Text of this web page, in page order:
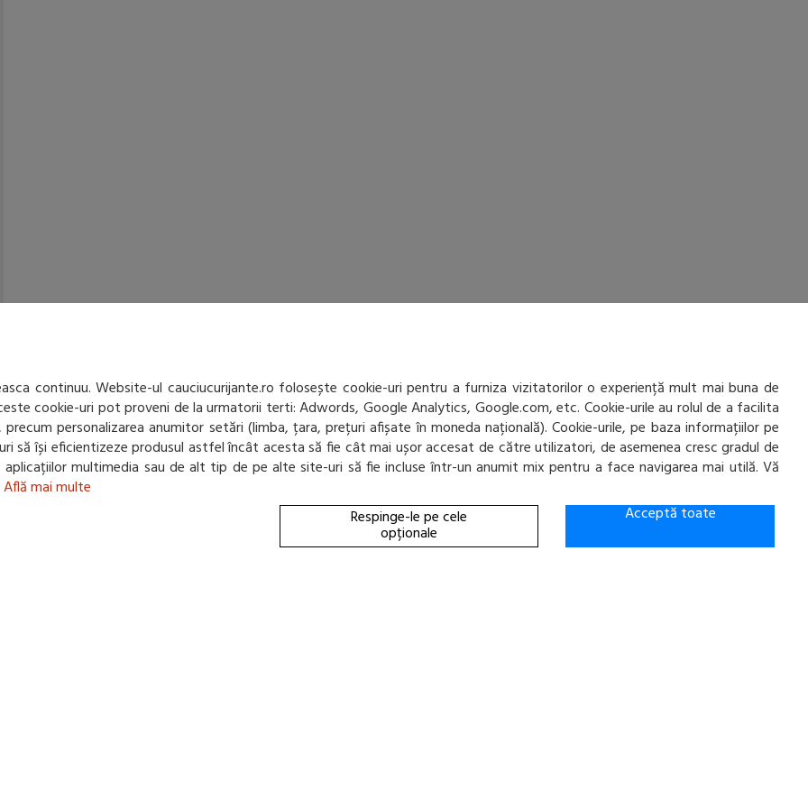
continuu. Website-ul cauciucurijante.ro folosește cookie-uri pentru a furniza vizitatorilor o experiență mult mai buna de
cookie-uri pot proveni de la urmatorii terti: Adwords, Google Analytics, Google.com, etc. Cookie-urile au rolul de a facilita
personalizarea anumitor setări (limba, țara, prețuri afișate în moneda națională). Cookie-urile, pe baza informațiilor pe
să își eficientizeze produsul astfel încât acesta să fie cât mai ușor accesat de către utilizatori, de asemenea cresc gradul de
multimedia sau de alt tip de pe alte site-uri să fie incluse într-un anumit mix pentru a face navigarea mai utilă. Vă
Află mai multe
Respinge-le pe cele
opționale
Acceptă toate